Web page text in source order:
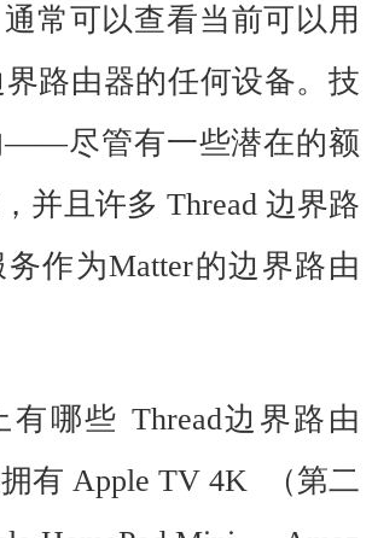
常可以查看当前可以用
界路由器的任何设备。技
——尽管有一些潜在的额
并且许多 Thread 边界路
作为Matter的边界路由
有哪些 Thread边界路由
有 Apple TV 4K （第二